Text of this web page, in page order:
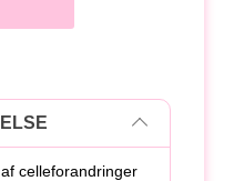
celleforandringer